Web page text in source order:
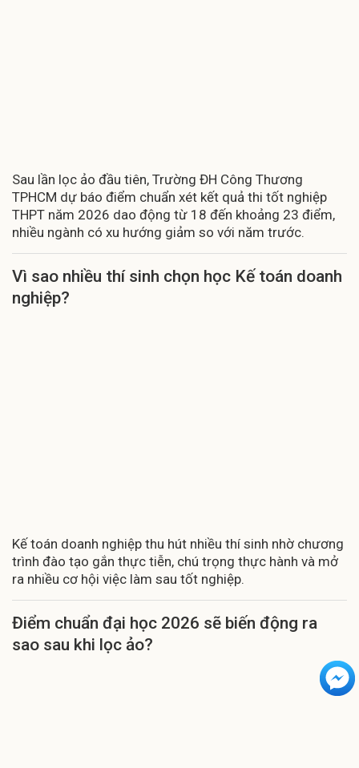
Sau lần lọc ảo đầu tiên, Trường ĐH Công Thương
TPHCM dự báo điểm chuẩn xét kết quả thi tốt nghiệp
THPT năm 2026 dao động từ 18 đến khoảng 23 điểm,
nhiều ngành có xu hướng giảm so với năm trước.
Vì sao nhiều thí sinh chọn học Kế toán doanh
nghiệp?
Kế toán doanh nghiệp thu hút nhiều thí sinh nhờ chương
trình đào tạo gắn thực tiễn, chú trọng thực hành và mở
ra nhiều cơ hội việc làm sau tốt nghiệp.
Điểm chuẩn đại học 2026 sẽ biến động ra
sao sau khi lọc ảo?